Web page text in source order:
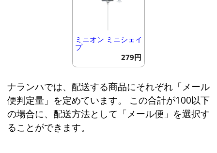
ミニオン ミニシェイ
プ
279円
ナランハでは、配送する商品にそれぞれ「メール
便判定量」を定めています。 この合計が100以下
の場合に、配送方法として「メール便」を選択す
ることができます。